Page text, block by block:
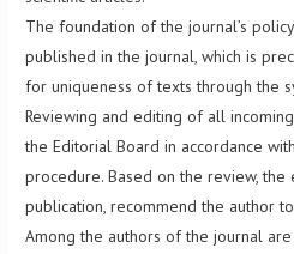
The foundation of the journal’s
published in the journal, which is
for uniqueness of texts through the
Reviewing and editing of all
the Editorial Board in accordance
procedure. Based on the review,
publication, recommend the author
Among the authors of the journal